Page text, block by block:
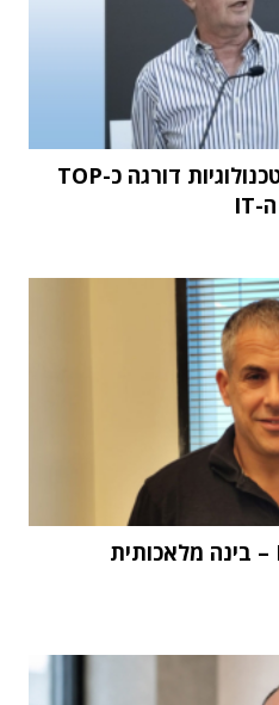
מחקר STKI השנתי: וואן טכנולוגיות דורגה כ-TOP
"העתיד הוא Physical AI – בינה מלאכותית